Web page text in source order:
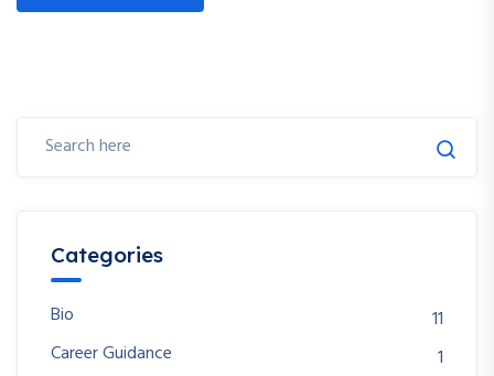
Categories
Bio
11
Career Guidance
1